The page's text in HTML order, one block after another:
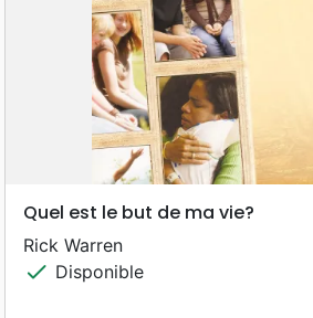
Quel est le but de ma vie?
Rick Warren
check Disponible